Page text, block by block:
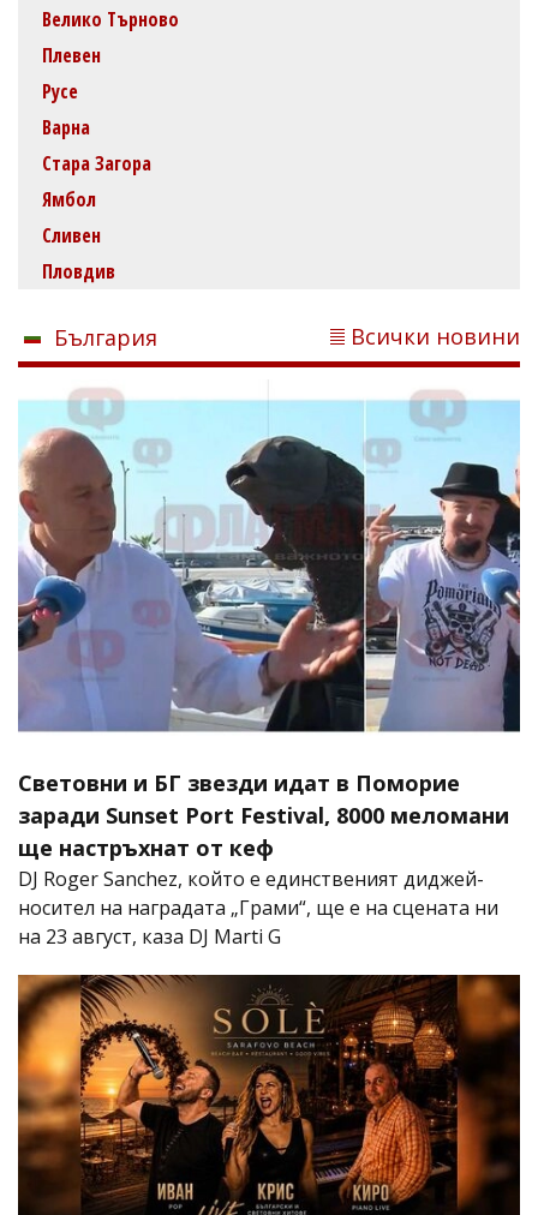
Велико Търново
Плевен
Русе
Варна
Стара Загора
Ямбол
Сливен
Пловдив
България Всички новини
Световни и БГ звезди идат в Поморие
заради Sunset Port Festival, 8000 меломани
ще настръхнат от кеф
DJ Roger Sanchez, който е единственият диджей-
носител на наградата „Грами“, ще е на сцената ни
на 23 август, каза DJ Marti G